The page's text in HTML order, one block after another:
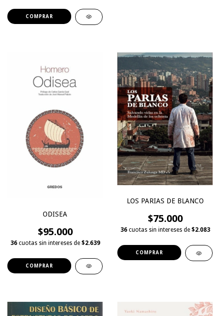
ODISEA
$95.000
36 cuotas sin intereses de $2.639
LOS PARIAS DE BLANCO
$75.000
36 cuotas sin intereses de $2.083